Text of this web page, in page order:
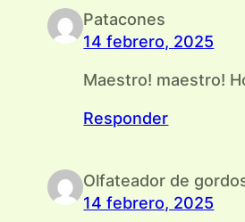
Patacones
14 febrero, 2025
Maestro! maestro!
Responder
Olfateador de
14 febrero, 2025